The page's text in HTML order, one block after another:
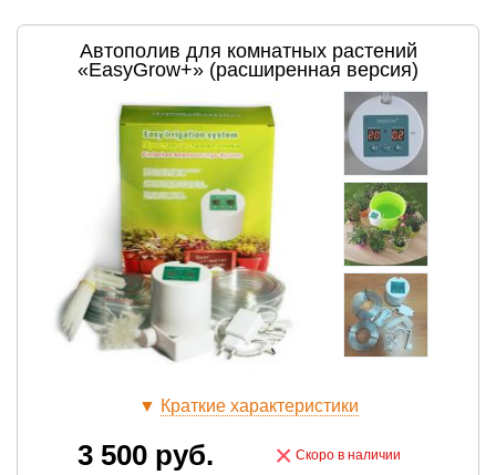
Автополив для комнатных растений
«EasyGrow+» (расширенная версия)
▼ Краткие характеристики
3 500руб. × Скоро в наличии